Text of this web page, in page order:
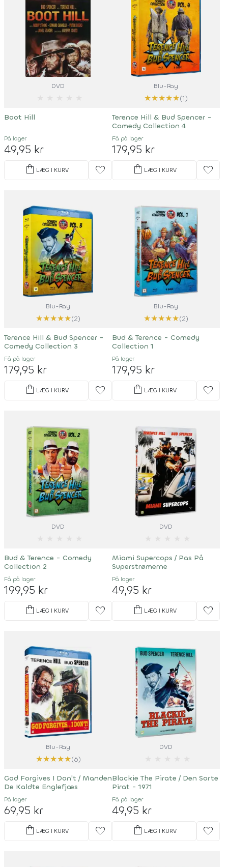
DVD
Boot Hill
På lager
49,95 kr
shopping_bag LÆG I KURV favorite
Blu-Ray
★★★★★(1)
Terence Hill & Bud Spencer -
Comedy Collection 4
Få på lager
179,95 kr
shopping_bag LÆG I KURV favorite
Blu-Ray
★★★★★(2)
Terence Hill & Bud Spencer -
Comedy Collection 3
Få på lager
179,95 kr
shopping_bag LÆG I KURV favorite
Blu-Ray
★★★★★(2)
Bud & Terence - Comedy
Collection 1
På lager
179,95 kr
shopping_bag LÆG I KURV favorite
DVD
Bud & Terence - Comedy
Collection 2
Få på lager
199,95 kr
shopping_bag LÆG I KURV favorite
DVD
Miami Supercops / Pas På
Superstrømerne
På lager
49,95 kr
shopping_bag LÆG I KURV favorite
Blu-Ray
★★★★★(6)
God Forgives I Don't / Manden
De Kaldte Englefjæs
På lager
69,95 kr
shopping_bag LÆG I KURV favorite
DVD
Blackie The Pirate / Den Sorte
Pirat - 1971
Få på lager
49,95 kr
shopping_bag LÆG I KURV favorite